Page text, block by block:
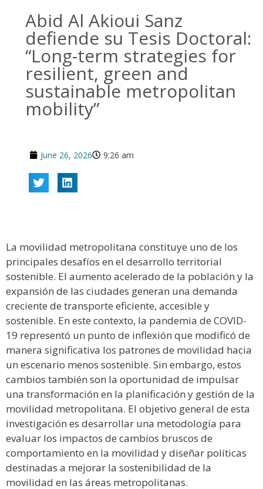
Abid Al Akioui Sanz
defiende su Tesis Doctoral:
“Long-term strategies for
resilient, green and
sustainable metropolitan
mobility”
June 26, 2026 9:26 am
La movilidad metropolitana constituye uno de los
principales desafíos en el desarrollo territorial
sostenible. El aumento acelerado de la población y la
expansión de las ciudades generan una demanda
creciente de transporte eficiente, accesible y
sostenible. En este contexto, la pandemia de COVID-
19 representó un punto de inflexión que modificó de
manera significativa los patrones de movilidad hacia
un escenario menos sostenible. Sin embargo, estos
cambios también son la oportunidad de impulsar
una transformación en la planificación y gestión de la
movilidad metropolitana. El objetivo general de esta
investigación es desarrollar una metodología para
evaluar los impactos de cambios bruscos de
comportamiento en la movilidad y diseñar políticas
destinadas a mejorar la sostenibilidad de la
movilidad en las áreas metropolitanas.